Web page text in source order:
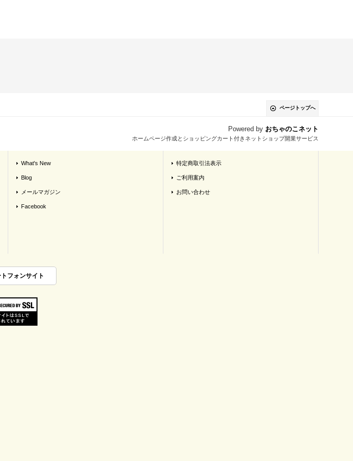
ページトップへ
Powered by おちゃのこネット
ホームページ作成とショッピングカート付きネットショップ開業サービス
What's New
Blog
メールマガジン
Facebook
特定商取引法表示
ご利用案内
お問い合わせ
フォンサイト